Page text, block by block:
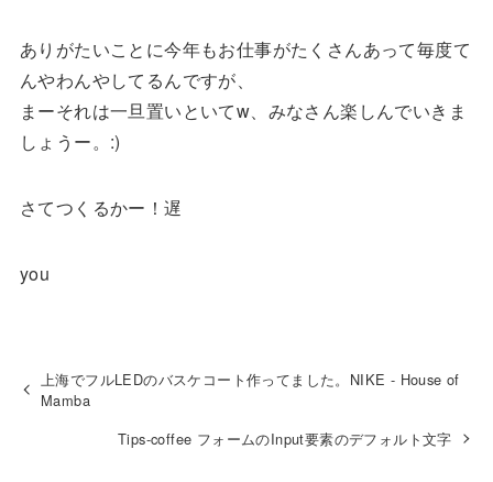
ありがたいことに今年もお仕事がたくさんあって毎度て
んやわんやしてるんですが、
まーそれは一旦置いといてw、みなさん楽しんでいきま
しょうー。:)
さてつくるかー！遅
you
上海でフルLEDのバスケコート作ってました。NIKE - House of
Mamba
Tips-coffee フォームのInput要素のデフォルト文字